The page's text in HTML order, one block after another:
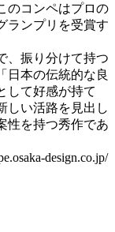
のコンペはプロの
ランプリを受賞す
、振り分けて持つ
日本の伝統的な良
して好感が持て
しい活路を見出し
性を持つ秀作であ
design.co.jp/